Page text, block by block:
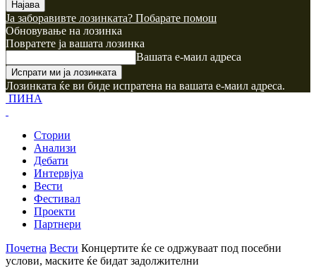
Ја заборавивте лозинката? Побарате помош
Обновување на лозинка
Повратете ја вашата лозинка
Вашата е-маил адреса
Лозинката ќе ви биде испратена на вашата е-маил адреса.
ПИНА
Стории
Анализи
Дебати
Интервјуа
Вести
Фестивал
Проекти
Партнери
Почетна Вести Концертите ќе се одржуваат под посебни
услови, маските ќе бидат задолжителни